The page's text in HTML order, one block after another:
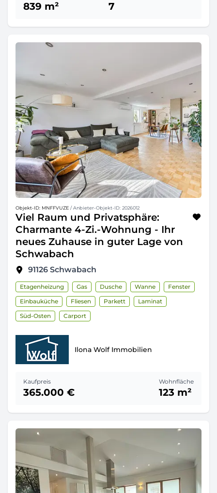
839 m² 7
Objekt-ID: MNFFVUZE / Anbieter-Objekt-ID: 2026012
Viel Raum und Privatsphäre:
Charmante 4-Zi.-Wohnung - Ihr
neues Zuhause in guter Lage von
Schwabach
91126 Schwabach
Etagenheizung Gas Dusche Wanne
Fenster
Einbauküche
Fliesen Parkett
Laminat
Süd-Osten
Carport
Ilona Wolf Immobilien
Kaufpreis
365.000 €
Wohnfläche
123 m²